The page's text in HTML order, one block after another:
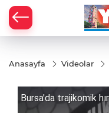
Anasayfa Videolar